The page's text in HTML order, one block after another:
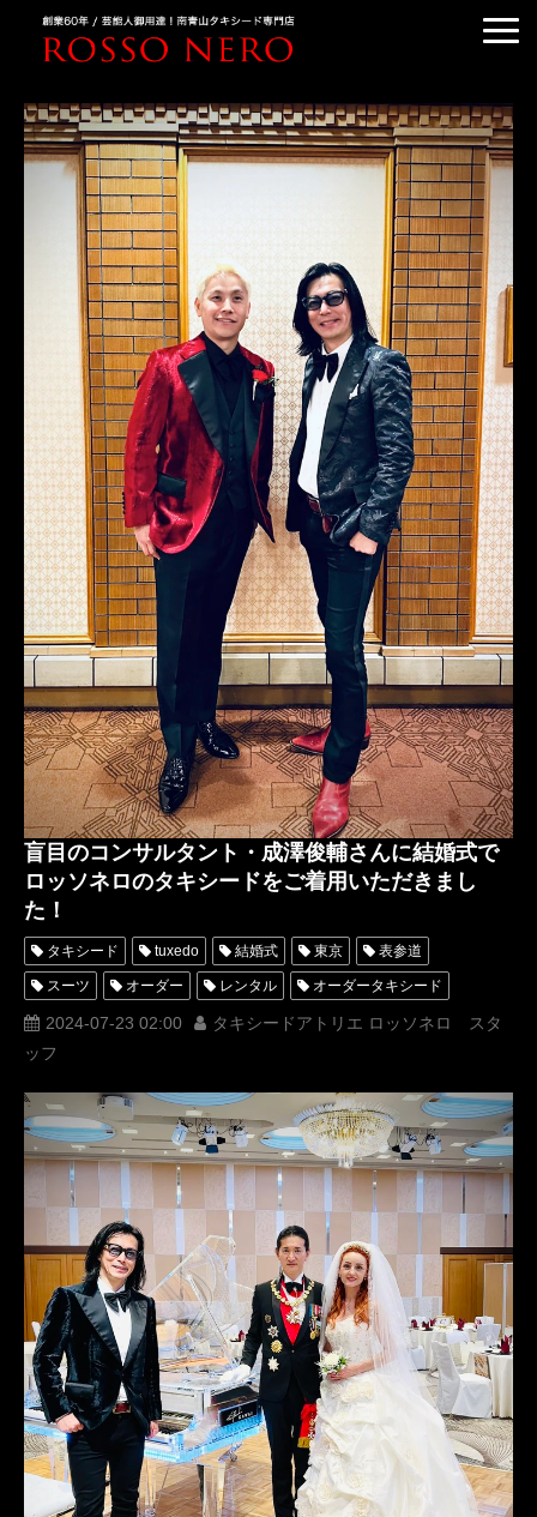
TUXEDO RENTAL
CUSTOMER'S VOICE
COLUMN &BLOG
ABOUT US
ACCESS
盲目のコンサルタント・成澤俊輔さんに結婚式で
ロッソネロのタキシードをご着用いただきまし
た！
タキシード tuxedo 結婚式 東京 表参道
スーツ オーダー レンタル オーダータキシード
レンタルタキシード ロッソネロ 人気 横山宗生
MUNETAKAYOKOYAMA
名古屋 オーダータキシード東京 オーダータキシード名古屋
新郎衣装 レンタルタキシード東京
レンタルタキシード名古屋 横浜 ROSSONERO
タキシードオーダー東京 タキシードレンタル東京
タキシード靴 オーダータキシード横浜
レンタルタキシード横浜 新郎タキシード 新郎人気
成澤俊輔 落合陽一 有賀明美
2024-07-23 02:00
タキシードアトリエ ロッソネロ スタ
ッフ